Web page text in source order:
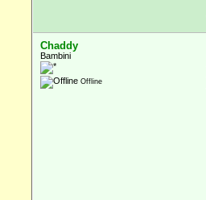
Chaddy
Bambini
Offline